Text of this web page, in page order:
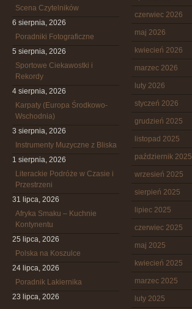
Scena Czytelników
6 sierpnia, 2026
Poradniki Fotograficzne
5 sierpnia, 2026
Sportowe Ciekawostki i
Rekordy
4 sierpnia, 2026
Karpaty (Europa Środkowo-
Wschodnia)
3 sierpnia, 2026
Instrumenty Muzyczne z Bliska
1 sierpnia, 2026
Literackie Podróże w Czasie i
Przestrzeni
31 lipca, 2026
Afryka Smaku – Kuchnie
Kontynentu
25 lipca, 2026
Polska na Koszulce
24 lipca, 2026
Poradnik Lakiernika
23 lipca, 2026
czerwiec 2026
maj 2026
kwiecień 2026
marzec 2026
luty 2026
styczeń 2026
grudzień 2025
listopad 2025
październik 2025
wrzesień 2025
sierpień 2025
lipiec 2025
czerwiec 2025
maj 2025
kwiecień 2025
marzec 2025
luty 2025